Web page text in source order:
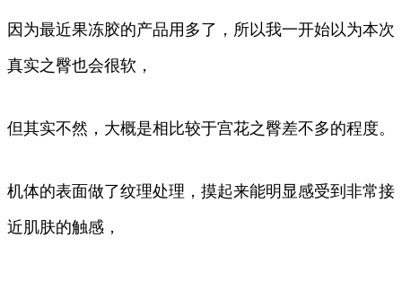
因为最近果冻胶的产品用多了，所以我一开始以为本次
真实之臀也会很软，
但其实不然，大概是相比较于宫花之臀差不多的程度。
机体的表面做了纹理处理，摸起来能明显感受到非常接
近肌肤的触感，